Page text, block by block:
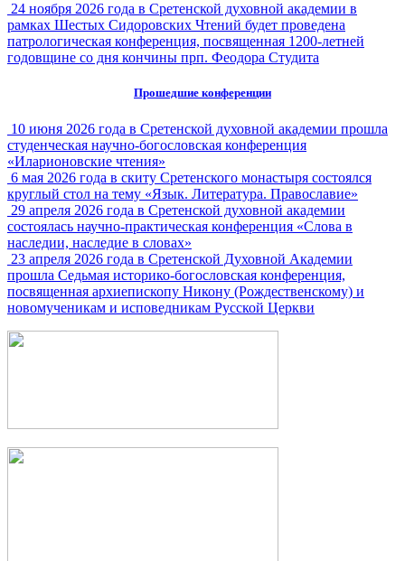
24 ноября 2026 года в Сретенской духовной академии в
рамках Шестых Сидоровских Чтений будет проведена
патрологическая конференция, посвященная 1200-летней
годовщине со дня кончины прп. Феодора Студита
Прошедшие конференции
10 июня 2026 года в Сретенской духовной академии прошла
студенческая научно-богословская конференция
«Иларионовские чтения»
6 мая 2026 года в скиту Сретенского монастыря состоялся
круглый стол на тему «Язык. Литература. Православие»
29 апреля 2026 года в Сретенской духовной академии
состоялась научно-практическая конференция «Слова в
наследии, наследие в словах»
23 апреля 2026 года в Сретенской Духовной Академии
прошла Седьмая историко-богословская конференция,
посвященная архиепископу Никону (Рождественскому) и
новомученикам и исповедникам Русской Церкви